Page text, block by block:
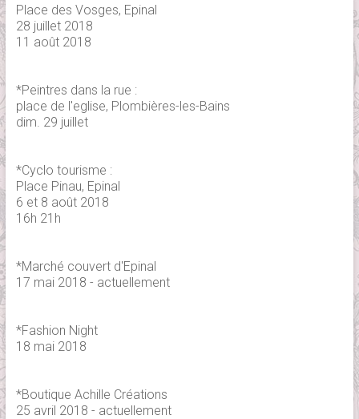
Place des Vosges, Epinal
28 juillet 2018
11 août 2018
*Peintres dans la rue :
place de l'eglise, Plombières-les-Bains
dim. 29 juillet
*Cyclo tourisme :
Place Pinau, Epinal
6 et 8 août 2018
16h 21h
*Marché couvert d'Epinal
17 mai 2018 - actuellement
*Fashion Night
18 mai 2018
*Boutique Achille Créations
25 avril 2018 - actuellement